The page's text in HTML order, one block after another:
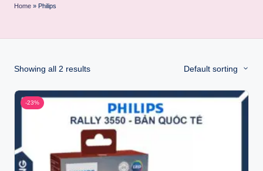
Home » Philips
Showing all 2 results Default sorting
-23%